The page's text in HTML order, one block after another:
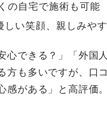
の自宅で施術も可能
しい笑顔、親しみや
心できる？」「外国
方も多いですが、口
感がある」と高評価。